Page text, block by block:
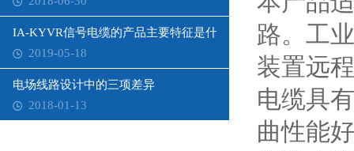
IA-KYVR信号电缆的产品主要特征是什么
2019-05-18
电场线路设计中的三项差异
2018-01-13
路。工
装置远
电缆具
曲性能